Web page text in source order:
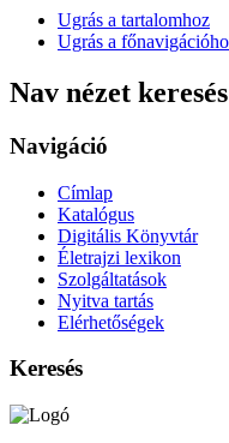
Ugrás a tartalomhoz
Ugrás a
Nav nézet keresés
Navigáció
Címlap
Katalógus
Digitális Könyvtár
Életrajzi lexikon
Szolgáltatások
Nyitva tartás
Elérhetőségek
Keresés